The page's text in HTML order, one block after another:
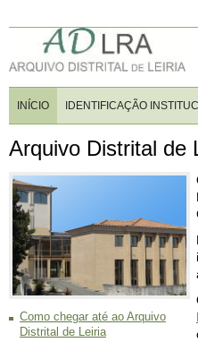
INÍCIO IDENTIFICAÇÃO
Arquivo Distrital de
Como chegar até ao Arquivo
Distrital de Leiria